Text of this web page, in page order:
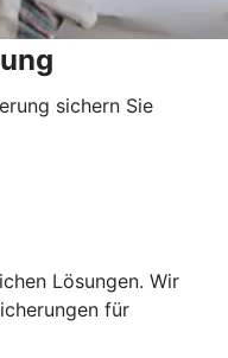
sichern Sie
Lösungen. Wir
für